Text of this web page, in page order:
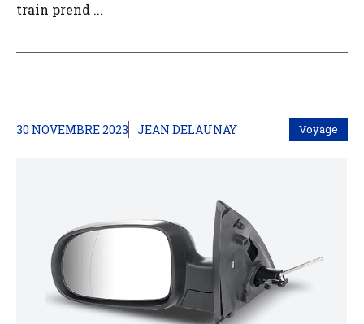
train prend ...
30 NOVEMBRE 2023 JEAN DELAUNAY Voyage